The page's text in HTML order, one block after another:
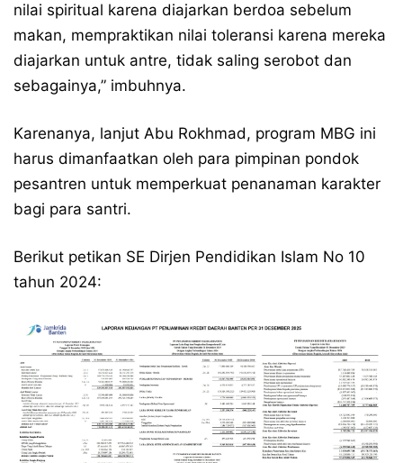
nilai spiritual karena diajarkan berdoa sebelum
makan, mempraktikan nilai toleransi karena mereka
diajarkan untuk antre, tidak saling serobot dan
sebagainya,” imbuhnya.
Karenanya, lanjut Abu Rokhmad, program MBG ini
harus dimanfaatkan oleh para pimpinan pondok
pesantren untuk memperkuat penanaman karakter
bagi para santri.
Berikut petikan SE Dirjen Pendidikan Islam No 10
tahun 2024: